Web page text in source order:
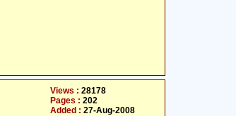
Views : 28178
Pages : 202
Added : 27-Aug-2008